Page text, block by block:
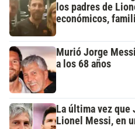
los padres de
económicos,
Murió Jorge
a los 68 años
La última vez que
Lionel Messi, en